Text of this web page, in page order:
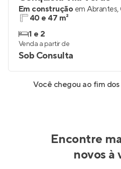
Em construção em Abrantes,
40 e 47 m²
1 e 2
Venda a partir de
Sob Consulta
Você chegou ao fim
Encontre
novos à